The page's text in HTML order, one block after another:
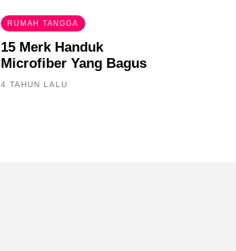
RUMAH TANGGA
15 Merk Handuk
Microfiber Yang Bagus
4 TAHUN LALU